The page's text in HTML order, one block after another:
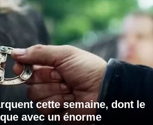
cette semaine, dont le
avec un énorme